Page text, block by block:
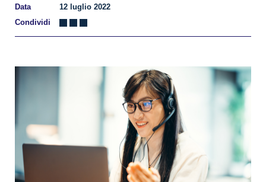
Data
12 luglio 2022
Condividi